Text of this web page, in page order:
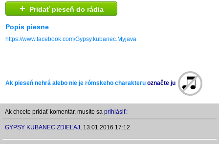
+ Pridať pieseň do rádia
Popis piesne
https://www.facebook.com/Gypsy.kubanec.Myjava
Ak pieseň nehrá alebo nie je rómskeho charakteru označte ju
Ak chcete pridať komentár, musíte sa prihlásiť:
GYPSY KUBANEC ZDIEĽAJ, 13.01.2016 17:12